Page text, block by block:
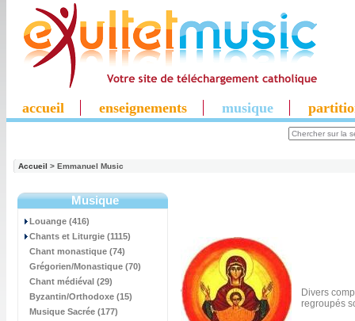
accueil enseignements musique
Accueil > Emmanuel Music
Musique
Louange (416)
Chants et Liturgie (1115)
Chant monastique (74)
Grégorien/Monastique (70)
Chant médiéval (29)
Byzantin/Orthodoxe (15)
Musique Sacrée (177)
Divers
regroupés